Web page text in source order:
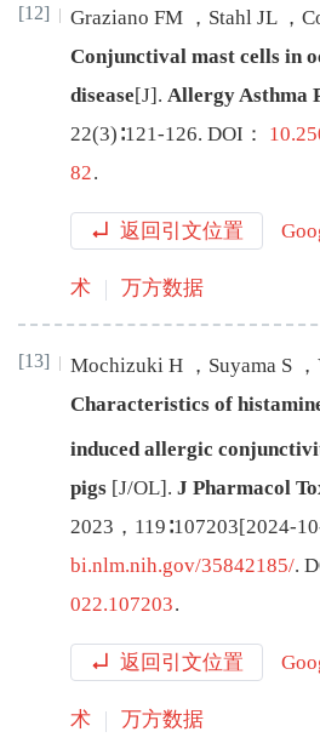
[12] Graziano FM ， Stahl JL ，
Conjunctival mast cells in
disease[J]. Allergy Asthma
22(3)∶121-126. DOI：
82.
返回引文位置
术 万方数据
[13] Mochizuki H ， Suyama S ，
Characteristics of
induced allergic
pigs [J/OL]. J Pharmacol
2023 ， 119 ∶107203[2024-
bi.nlm.nih.gov/35842185/.
022.107203.
返回引文位置
术 万方数据